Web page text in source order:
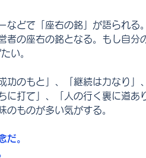
などで「座右の銘」が語られる
者の座右の銘となる。もし自分
い。
功のもと」、「継続は力なり」
に打て」、「人の行く裏に道あ
のものが多い気がする。
だ。